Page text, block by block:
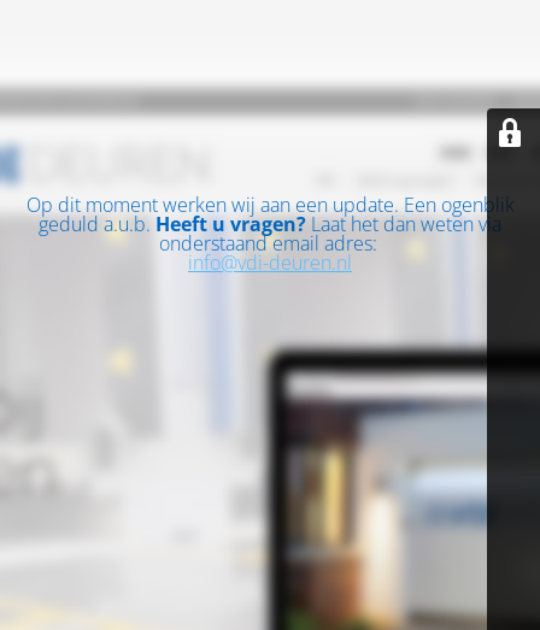
Op dit moment werken wij aan een update. Een ogenblik
geduld a.u.b. Heeft u vragen? Laat het dan weten via
onderstaand email adres:
info@vdi-deuren.nl